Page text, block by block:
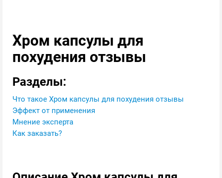
Хром капсулы для
похудения отзывы
Разделы:
Что такое Хром капсулы для похудения отзывы
Эффект от применения
Мнение эксперта
Как заказать?